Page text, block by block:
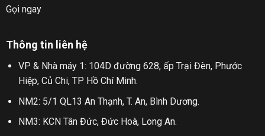
Gọi ngay
Thông tin liên hệ
VP & Nhà máy 1: 104D đường 628, ấp Trại Đèn, Phước
Hiệp, Củ Chi, TP Hồ Chí Minh.
NM2: 5/1 QL13 An Thạnh, T. An, Bình Dương.
NM3: KCN Tân Đức, Đức Hoà, Long An.